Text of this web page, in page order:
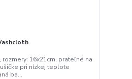
rozmery: 16x21cm, prateľné na
pri nízkej teplote
ba...